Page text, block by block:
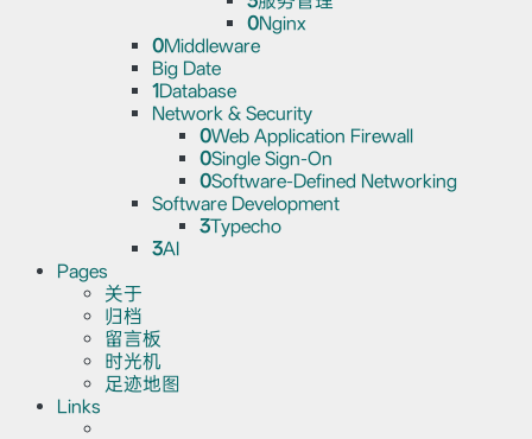
0Nginx
0Middleware
Big Date
1Database
Network & Security
0Web Application Firewall
0Single Sign-On
0Software-Defined Networking
Software Development
3Typecho
3AI
Pages
关于
归档
留言板
时光机
足迹地图
Links